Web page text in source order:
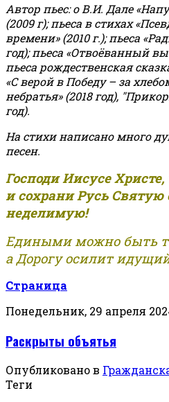
Автор пьес: о В.И. Дале
(2009 г); пьеса в стихах
времени» (2010 г.); пьеса
год); пьеса «Отвоёванный
пьеса рождественская
«С верой в Победу – за
небратья» (2018 год),
год).
На стихи написано много
песен.
Господи Иисусе
и сохрани Русь
неделимую!
Едиными можно быть
а Дорогу осилит
Страница
Понедельник, 29 апреля
Раскрыты объятья
Опубликовано в
Теги